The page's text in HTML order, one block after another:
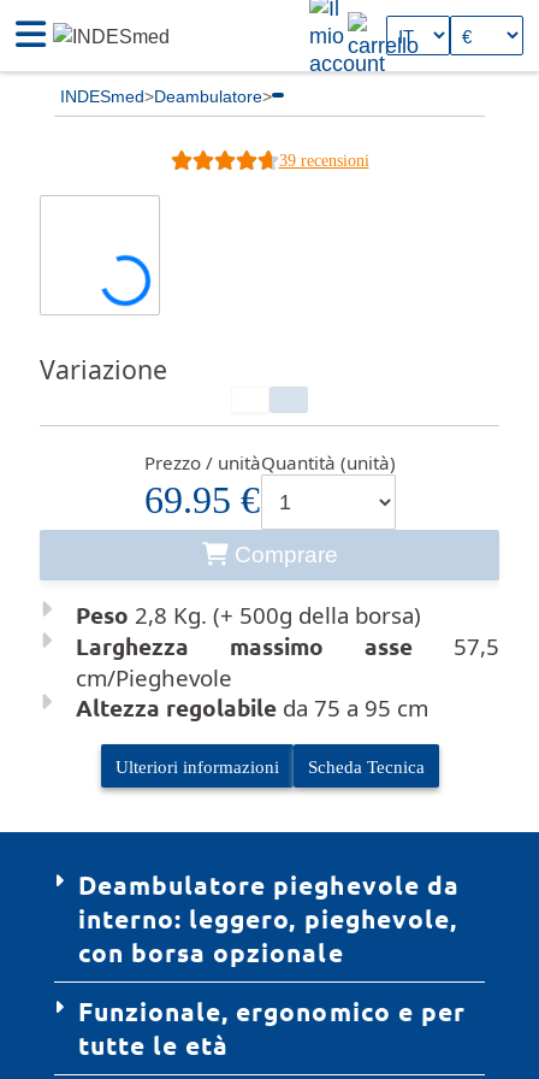
INDESmed Deambulatore
39 recensioni
Variazione
Prezzo / unità
69.95 €
Quantità (unità)
Comprare
Peso 2,8 Kg. (+ 500g della borsa)
Larghezza massimo asse 57,5
cm/Pieghevole
Altezza regolabileda 75 a 95 cm
Ulteriori informazioni Scheda Tecnica
Deambulatore pieghevole da
interno: leggero, pieghevole,
con borsa opzionale
Il nostrodemabulatore due ruote, perfetto
comegirello per anziani INDESmed
estremamente leggero, aiuta a mantenersi
Funzionale, ergonomico e per
tutte le età